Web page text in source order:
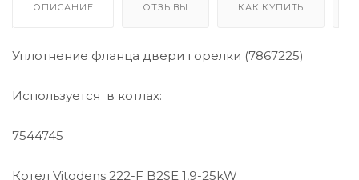
ОПИСАНИЕ ОТЗЫВЫ КАК КУПИТЬ
Уплотнение фланца двери горелки (7867225)
Используется в котлах:
7544745
Котел Vitodens 222-F B2SE 1,9-25kW